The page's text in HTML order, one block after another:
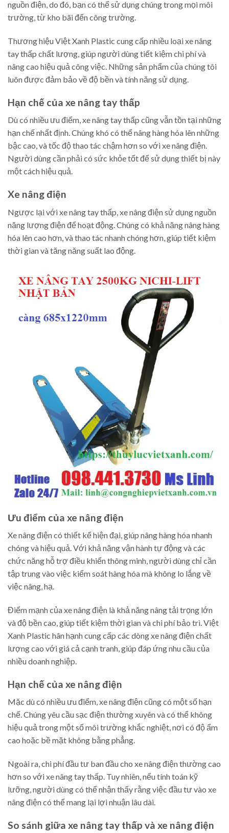
nguồn điện, do đó, bạn có thể sử dụng chúng trong mọi môi
trường, từ kho bãi đến công trường.
Thương hiệu Việt Xanh Plastic cung cấp nhiều loại xe nâng
tay thấp chất lượng, giúp người dùng tiết kiệm chi phí và
nâng cao hiệu quả công việc. Những sản phẩm của chúng tôi
luôn được đảm bảo về độ bền và tính năng sử dụng.
Hạn chế của xe nâng tay thấp
Dù có nhiều ưu điểm, xe nâng tay thấp cũng vẫn tồn tại những
hạn chế nhất định. Chúng khó có thể nâng hàng hóa lên những
bậc cao, và tốc độ thao tác chậm hơn so với xe nâng điện.
Người dùng cần phải có sức khỏe tốt để sử dụng thiết bị này
một cách hiệu quả.
Xe nâng điện
Ngược lại với xe nâng tay thấp, xe nâng điện sử dụng nguồn
năng lượng điện để hoạt động. Chúng có khả năng nâng hàng
hóa lên cao hơn, và thao tác nhanh chóng hơn, giúp tiết kiệm
thời gian và tăng năng suất lao động.
Ưu điểm của xe nâng điện
Xe nâng điện có thiết kế hiện đại, giúp nâng hàng hóa nhanh
chóng và hiệu quả. Với khả năng vận hành tự động và các
chức năng hỗ trợ điều khiển thông minh, người dùng chỉ cần
tập trung vào việc kiểm soát hàng hóa mà không lo lắng về
việc nâng, hạ.
Điểm mạnh của xe nâng điện là khả năng nâng tải trọng lớn
và độ bền cao, giúp tiết kiệm thời gian và chi phí bảo trì. Việt
Xanh Plastic hân hạnh cung cấp các dòng xe nâng điện chất
lượng cao với giá cả cạnh tranh, giúp đáp ứng nhu cầu của
nhiều doanh nghiệp.
Hạn chế của xe nâng điện
Mặc dù có nhiều ưu điểm, xe nâng điện cũng có một số hạn
chế. Chúng yêu cầu sạc điện thường xuyên và có thể không
hiệu quả trong một số môi trường khắc nghiệt, nơi có độ ẩm
cao hoặc bề mặt không bằng phẳng.
Ngoài ra, chi phí đầu tư ban đầu cho xe nâng điện thường cao
hơn so với xe nâng tay thấp. Tuy nhiên, nếu tính toán kỹ
lưỡng, người dùng có thể nhận thấy rằng việc đầu tư vào xe
nâng điện có thể mang lại lợi nhuận lâu dài.
So sánh giữa xe nâng tay thấp và xe nâng điện